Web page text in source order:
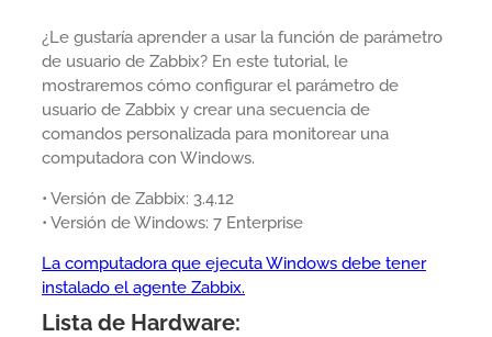
¿Le gustaría aprender a usar la función de parámetro
de usuario de Zabbix? En este tutorial, le
mostraremos cómo configurar el parámetro de
usuario de Zabbix y crear una secuencia de
comandos personalizada para monitorear una
computadora con Windows.
• Versión de Zabbix: 3.4.12
• Versión de Windows: 7 Enterprise
La computadora que ejecuta Windows debe tener
instalado el agente Zabbix.
Lista de Hardware: